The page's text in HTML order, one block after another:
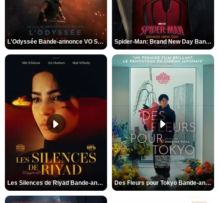
L'Odyssée Bande-annonce VO STFR Spider-Man: Brand New Day Bande-annonce VO STFR
Les Silences de Riyad Bande-annonce VO STFR Des Fleurs pour Tokyo Bande-annonce VO STFR